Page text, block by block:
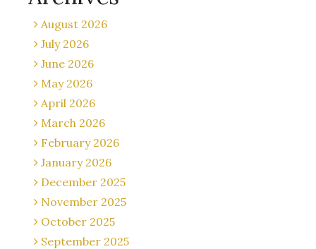
August 2026
July 2026
June 2026
May 2026
April 2026
March 2026
February 2026
January 2026
December 2025
November 2025
October 2025
September 2025